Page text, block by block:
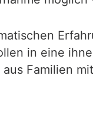
in eine
Familien